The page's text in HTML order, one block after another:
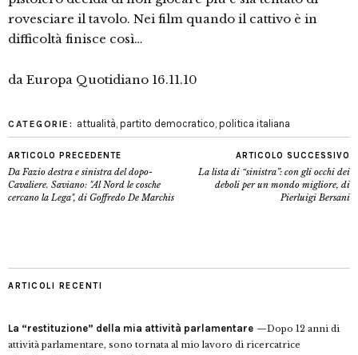
rovesciare il tavolo. Nei film quando il cattivo è in
difficoltà finisce così…
da Europa Quotidiano 16.11.10
CATEGORIE: attualità, partito democratico, politica italiana
ARTICOLO PRECEDENTE
Da Fazio destra e sinistra del dopo-
Cavaliere. Saviano: "Al Nord le cosche
cercano la Lega", di Goffredo De Marchis
ARTICOLO SUCCESSIVO
La lista di “sinistra”: con gli occhi dei
deboli per un mondo migliore, di
Pierluigi Bersani
ARTICOLI RECENTI
La “restituzione” della mia attività parlamentare
Dopo 12 anni di
attività parlamentare, sono tornata al mio lavoro di ricercatrice